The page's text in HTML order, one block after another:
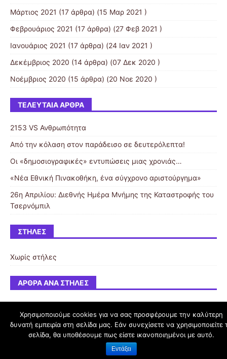
Μάρτιος 2021 (17 άρθρα) (15 Μαρ 2021 )
Φεβρουάριος 2021 (17 άρθρα) (27 Φεβ 2021 )
Ιανουάριος 2021 (17 άρθρα) (24 Ιαν 2021 )
Δεκέμβριος 2020 (14 άρθρα) (07 Δεκ 2020 )
Νοέμβριος 2020 (15 άρθρα) (20 Νοε 2020 )
ΤΕΛΕΥΤΑΊΑ ΆΡΘΡΑ
2153 VS Ανθρωπότητα
Από την κόλαση στον παράδεισο σε δευτερόλεπτα!
Οι «δημοσιογραφικές» εντυπώσεις μιας χρονιάς…
«Νέα Εθνική Πινακοθήκη, ένα σύγχρονο αριστούργημα»
26η Απριλίου: Διεθνής Ημέρα Μνήμης της Καταστροφής του
Τσερνόμπιλ
ΣΤΉΛΕΣ
Χωρίς στήλες
ΆΡΘΡΑ ΑΝΆ ΣΤΉΛΕΣ
schoolpress.sch.gr
Όροι Χρήσης schoolpress.sch.gr|Δήλωση προσβασιμότητας
Χρησιμοποιούμε cookies για να σας προσφέρουμε την καλύτερη
δυνατή εμπειρία στη σελίδα μας. Εάν συνεχίσετε να χρησιμοποιείτε
σελίδα, θα υποθέσουμε πως είστε ικανοποιημένοι με αυτό.
Εντάξει